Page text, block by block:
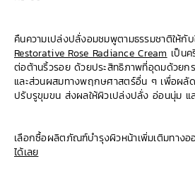
คืนความเปล่งปลั่งอมชมพูตามธรรมชาติให้
Restorative Rose Radiance Creamเป็นค
ต่อต้านริ้วรอย ด้วยประสิทธิภาพที่อุดมด้วยก
และส่วนผสมทางพฤกษศาสตร์อื่น ๆ เพื่อผลัด
ปรับรูขุมขน ส่งผลให้ผิวเปล่งปลั่ง อ่อนนุ่ม แล
เลือกซื้อผลิตภัณฑ์บำรุงผิวหน้าเพิ่มเติมทางอ
ได้เลย